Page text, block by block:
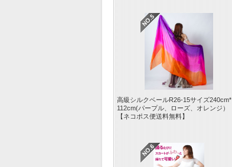
高級シルクベールR26-15サイズ240cm*
112cm(パープル、ローズ、オレンジ）
【ネコポス便送料無料】